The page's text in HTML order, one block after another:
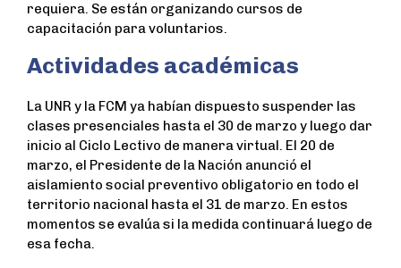
requiera. Se están organizando cursos de
capacitación para voluntarios.
Actividades académicas
La UNR y la FCM ya habían dispuesto suspender las
clases presenciales hasta el 30 de marzo y luego dar
inicio al Ciclo Lectivo de manera virtual. El 20 de
marzo, el Presidente de la Nación anunció el
aislamiento social preventivo obligatorio en todo el
territorio nacional hasta el 31 de marzo. En estos
momentos se evalúa si la medida continuará luego de
esa fecha.